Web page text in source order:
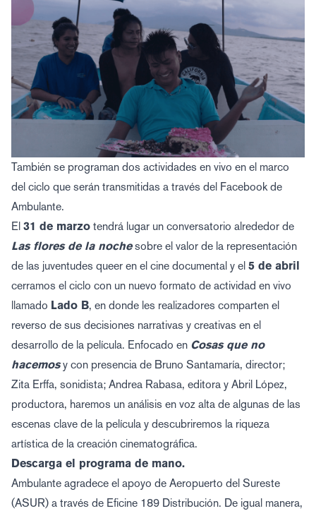
También se programan dos actividades en vivo en el marco
del ciclo que serán transmitidas a través del Facebook de
Ambulante.
El 31 de marzo tendrá lugar un conversatorio alrededor de
Las flores de la nochesobre el valor de la representación
de las juventudes queer en el cine documental y el 5 de abril
cerramos el ciclo con un nuevo formato de actividad en vivo
llamado Lado B, en donde les realizadores comparten el
reverso de sus decisiones narrativas y creativas en el
desarrollo de la película. Enfocado en Cosas que no
hacemosy con presencia de Bruno Santamaría, director;
Zita Erffa, sonidista; Andrea Rabasa, editora y Abril López,
productora, haremos un análisis en voz alta de algunas de las
escenas clave de la película y descubriremos la riqueza
artística de la creación cinematográfica.
Descarga el programa de mano.
Ambulante agradece el apoyo de Aeropuerto del Sureste
(ASUR) a través de Eficine 189 Distribución. De igual manera,